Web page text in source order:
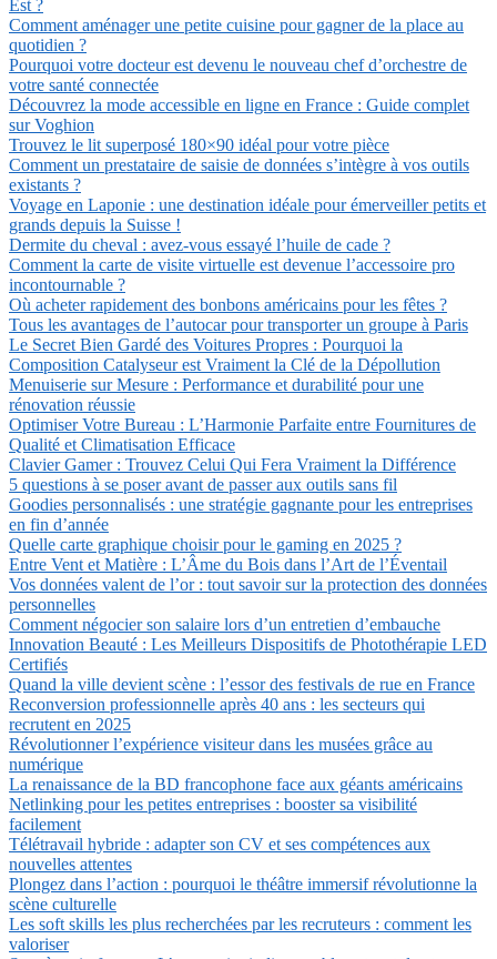
Est ?
Comment aménager une petite cuisine pour gagner de la place au
quotidien ?
Pourquoi votre docteur est devenu le nouveau chef d’orchestre de
votre santé connectée
Découvrez la mode accessible en ligne en France : Guide complet
sur Voghion
Trouvez le lit superposé 180×90 idéal pour votre pièce
Comment un prestataire de saisie de données s’intègre à vos outils
existants ?
Voyage en Laponie : une destination idéale pour émerveiller petits et
grands depuis la Suisse !
Dermite du cheval : avez-vous essayé l’huile de cade ?
Comment la carte de visite virtuelle est devenue l’accessoire pro
incontournable ?
Où acheter rapidement des bonbons américains pour les fêtes ?
Tous les avantages de l’autocar pour transporter un groupe à Paris
Le Secret Bien Gardé des Voitures Propres : Pourquoi la
Composition Catalyseur est Vraiment la Clé de la Dépollution
Menuiserie sur Mesure : Performance et durabilité pour une
rénovation réussie
Optimiser Votre Bureau : L’Harmonie Parfaite entre Fournitures de
Qualité et Climatisation Efficace
Clavier Gamer : Trouvez Celui Qui Fera Vraiment la Différence
5 questions à se poser avant de passer aux outils sans fil
Goodies personnalisés : une stratégie gagnante pour les entreprises
en fin d’année
Quelle carte graphique choisir pour le gaming en 2025 ?
Entre Vent et Matière : L’Âme du Bois dans l’Art de l’Éventail
Vos données valent de l’or : tout savoir sur la protection des données
personnelles
Comment négocier son salaire lors d’un entretien d’embauche
Innovation Beauté : Les Meilleurs Dispositifs de Photothérapie LED
Certifiés
Quand la ville devient scène : l’essor des festivals de rue en France
Reconversion professionnelle après 40 ans : les secteurs qui
recrutent en 2025
Révolutionner l’expérience visiteur dans les musées grâce au
numérique
La renaissance de la BD francophone face aux géants américains
Netlinking pour les petites entreprises : booster sa visibilité
facilement
Télétravail hybride : adapter son CV et ses compétences aux
nouvelles attentes
Plongez dans l’action : pourquoi le théâtre immersif révolutionne la
scène culturelle
Les soft skills les plus recherchées par les recruteurs : comment les
valoriser